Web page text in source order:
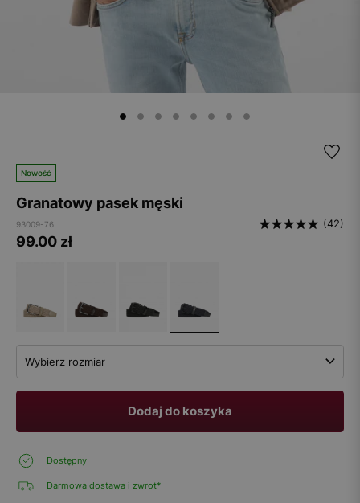
Nowość
Granatowy pasek męski
93009-76 (42)
99.00 zł
Wybierz rozmiar
Dodaj do koszyka
Dostępny
Darmowa dostawa i zwrot*